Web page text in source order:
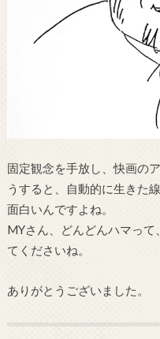
固定観念を手放し、快画の
うすると、自動的に生きた
面白いんですよね。
MYさん、どんどんハマっ
てくださいね。
ありがとうございました。